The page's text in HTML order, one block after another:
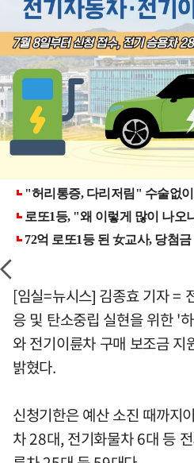
[임실=뉴시스] 김종효 기자 =
응 및 탄소중립 실현을 위한 '
와 전기이륜차 구매 보조금
밝혔다.
신청기한은 예산 소진 때까지
차 28대, 전기화물차 6대 등